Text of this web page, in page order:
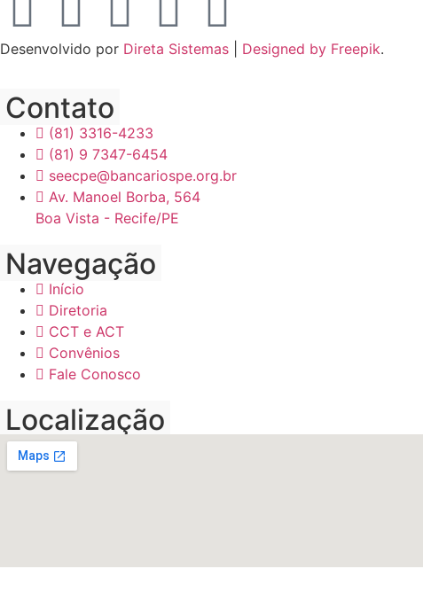
Desenvolvido por Direta Sistemas Designed by Freepik.
Contato
(81) 3316-4233
(81) 9 7347-6454
seecpe@bancariospe.org.br
Av. Manoel Borba, 564
Boa Vista - Recife/PE
Navegação
Início
Diretoria
CCT e ACT
Convênios
Fale Conosco
Localização